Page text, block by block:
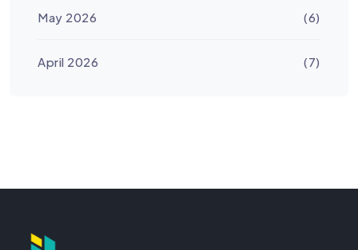
May 2026 (6)
April 2026 (7)